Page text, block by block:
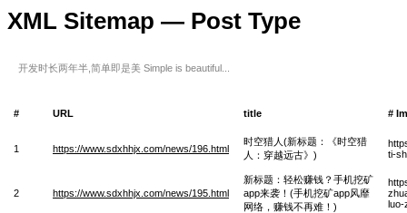
XML Sitemap — Post Type
开发时长两年半,简单即是美 Simple is beautiful...
# URL title #
1 https://www.sdxhhjx.com/news/196.html
时空猎人(新标题：《时空猎
人：穿越远古》)
ti-
2 https://www.sdxhhjx.com/news/195.html
新标题：轻松赚钱？手机挖矿
app来袭！(手机挖矿app风靡
网络，赚钱不再难！)
luo-